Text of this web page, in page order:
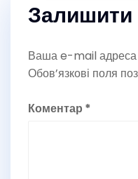
Залишити
Ваша e-mail адреса
Обов’язкові поля
Коментар *